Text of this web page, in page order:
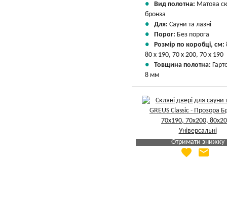
Вид полотна: Матова
бронза
Для: Сауни та лазні
Порог: Без порога
Розмір по коробці, см:
80 х 190, 70 х 200, 70 х 190
Товщина полотна:
8 мм
Отримати знижку
Яка Ваша ціна
favorite email